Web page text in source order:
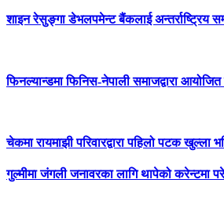
शाइन रेसुङ्गा डेभलपमेन्ट बैंकलाई अन्तर्राष्ट्रिय
फिनल्यान्डमा फिनिस-नेपाली समाजद्वारा
चेकमा रायमाझी परिवारद्वारा पहिलो पटक खुल्ला
गुल्मीमा जंगली जनावरका लागि थापेको करेन्टमा